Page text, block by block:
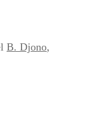
B. Djono,